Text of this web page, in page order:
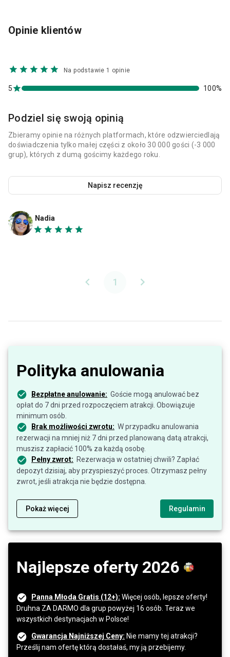
Opinie klientów
Na podstawie 1 opinie
5 100%
Podziel się swoją opinią
Zbieramy opinie na różnych platformach, które odzwierciedlają
doświadczenia tylko małej części z około 30 000 gości (-3 000
grup), których z dumą gościmy każdego roku.
Napisz recenzję
Nadia
1
Polityka anulowania
Bezpłatne anulowanie: Goście mogą anulować bez
opłat do 7 dni przed rozpoczęciem atrakcji. Obowiązuje
minimum osób.
Brak możliwości zwrotu: W przypadku anulowania
rezerwacji na mniej niż 7 dni przed planowaną datą atrakcji,
muszisz zapłacić 100% za każdą osobę.
Pełny zwrot: Rezerwacja w ostatniej chwili? Zapłać
depozyt dzisiaj, aby przyspieszyć proces. Otrzymasz pełny
zwrot, jeśli atrakcja nie będzie dostępna.
Pokaż więcej Regulamin
Najlepsze oferty 2026
Panna Młoda Gratis (12+): Więcej osób, lepsze oferty!
Druhna ZA DARMO dla grup powyżej 16 osób. Teraz we
wszystkich destynacjach w Polsce!
Gwarancja Najniższej Ceny: Nie mamy tej atrakcji?
Prześlij nam ofertę którą dostałaś, my ją przebijemy.